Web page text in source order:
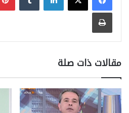
طباعة
مقالات ذات صلة